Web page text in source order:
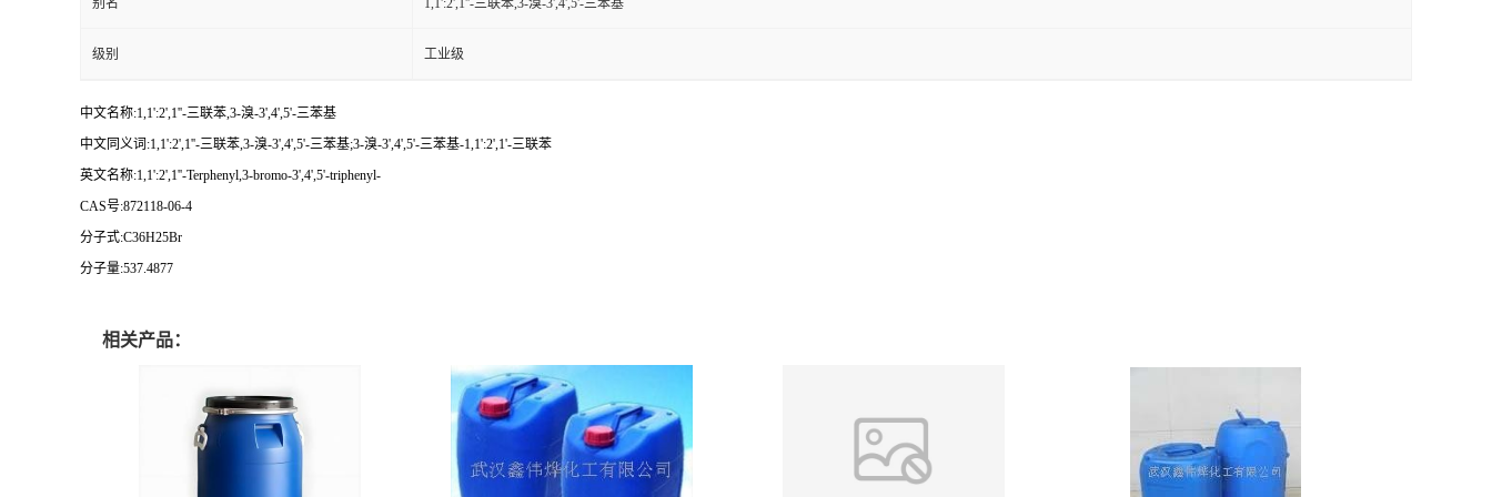
别名 1,1':2',1''-三联苯,3-溴-3',4',5'-三苯基
级别 工业级
中文名称:1,1':2',1''-三联苯,3-溴-3',4',5'-三苯基
中文同义词:1,1':2',1''-三联苯,3-溴-3',4',5'-三苯基;3-溴-3',4',5'-三苯基-1,1':2',1'-三联苯
英文名称:1,1':2',1''-Terphenyl,3-bromo-3',4',5'-triphenyl-
CAS号:872118-06-4
分子式:C36H25Br
分子量:537.4877
相关产品：